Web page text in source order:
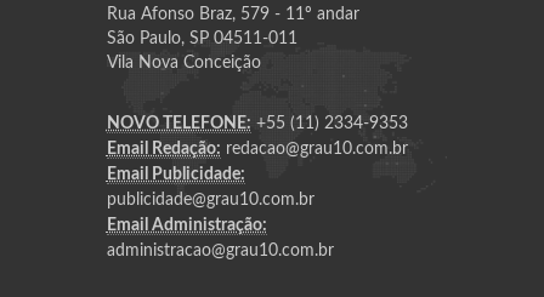
Rua Afonso Braz, 579 - 11º andar
São Paulo, SP 04511-011
Vila Nova Conceição
NOVO TELEFONE: +55 (11) 2334-9353
Email Redação: redacao@grau10.com.br
Email Publicidade:
publicidade@grau10.com.br
Email Administração:
administracao@grau10.com.br